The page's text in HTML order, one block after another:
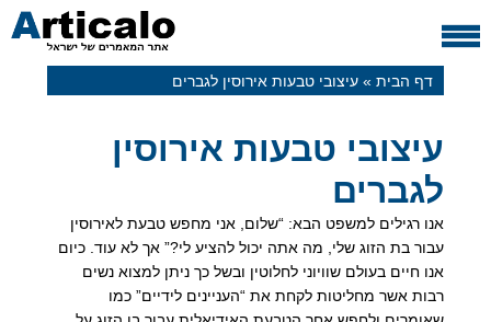
דף הבית» עיצובי טבעות אירוסין לגברים
עיצובי טבעות אירוסין
לגברים
אנו רגילים למשפט הבא: “שלום, אני מחפש טבעת לאירוסין
עבור בת הזוג שלי, מה אתה יכול להציע לי?” אך לא עוד. כיום
אנו חיים בעולם שוויוני לחלוטין ובשל כך ניתן למצוא נשים
רבות אשר מחליטות לקחת את “העניינים לידיים” כמו